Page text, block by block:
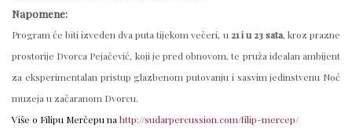
Napomene:
Program će biti izveden dva puta tijekom večeri, u 21 i u 23 sata, kroz prazne
prostorije Dvorca Pejačević, koji je pred obnovom, te pruža idealan ambijent
za eksperimentalan pristup glazbenom putovanju i sasvim jedinstvenu Noć
muzeja u začaranom Dvorcu.
Više o Filipu Merčepu na http://sudarpercussion.com/filip-mercep/